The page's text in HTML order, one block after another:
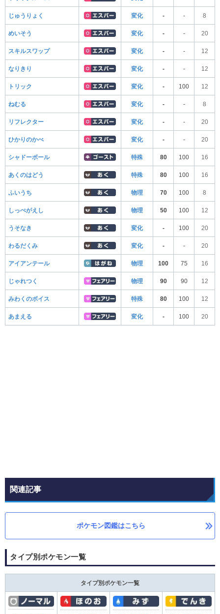
じゅうりょく 変化 - - 8
めいそう 変化 - - 20
スキルスワップ 変化 - - 12
なりきり 変化 - - 12
トリック 変化 - 100 12
ねむる 変化 - - 8
リフレクター 変化 - - 20
ひかりのかべ 変化 - - 20
シャドーボール 特殊 80 100 16
あくのはどう 特殊 80 100 16
ふいうち 物理 70 100 8
しっぺがえし 物理 50 100 12
うそなき 変化 - 100 20
わるだくみ 変化 - - 20
アイアンテール 物理 100 75 16
じゃれつく 物理 90 90 12
みわくのボイス 特殊 80 100 12
あまえる 変化 - 100 20
関連記事
ポケモン図鑑はこちら
タイプ別ポケモン一覧
タイプ別ポケモン一覧